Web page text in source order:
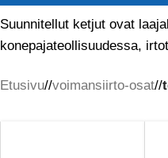
Suunnitellut ketjut ovat
konepajateollisuudessa,
Etusivu/ voimansiirto-osat/